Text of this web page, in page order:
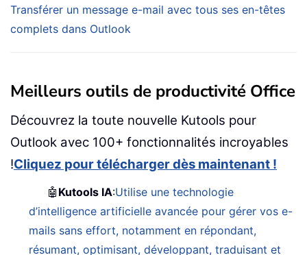
Transférer un message e-mail avec tous ses en-têtes
complets dans Outlook
Meilleurs outils de productivité Office
Découvrez la toute nouvelle Kutools pour
Outlook avec 100+ fonctionnalités incroyables
!Cliquez pour télécharger dès maintenant !
🤖 Kutools IA:Utilise une technologie
d’intelligence artificielle avancée pour gérer vos e-
mails sans effort, notamment en répondant,
résumant, optimisant, développant, traduisant et